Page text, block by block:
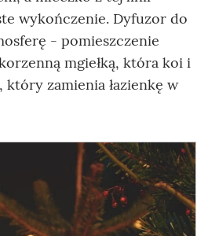
wykończenie. Dyfuzor do
- pomieszczenie
mgiełką, która koi i
zamienia łazienkę w